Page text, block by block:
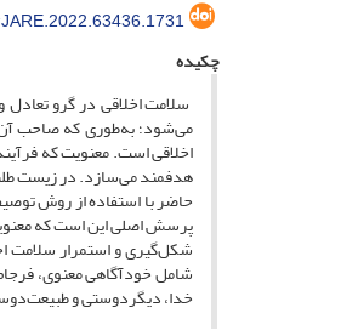
چکیده
سلامت اخلاقی در گرو
می‌شود؛ به‌طوری که صاحب آن
اخلاقی است. معنویت که
هدفمند می‌سازد. در زیست
حاضر با استفاده از روش
پرسش اصلی این است که
شکل‌گیری و استمرار سلامت
شامل خودآگاهی معنوی،
خدا، دیگردوستی و